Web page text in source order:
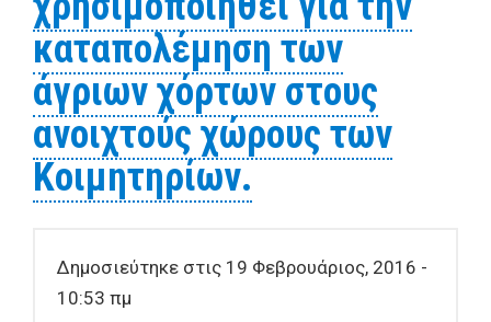
καταπολέμηση των
άγριων χόρτων στους
ανοιχτούς χώρους των
Κοιμητηρίων.
Δημοσιεύτηκε στις 19 Φεβρουάριος, 2016 -
10:53 πμ